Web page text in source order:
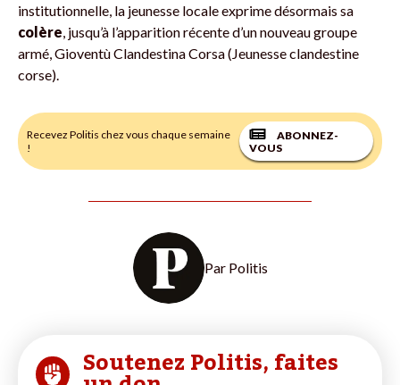
institutionnelle, la jeunesse locale exprime désormais sa
colère , jusqu’à l’apparition récente d’un nouveau groupe
armé, Gioventù Clandestina Corsa (Jeunesse clandestine
corse).
Recevez Politis chez vous chaque semaine
!
ABONNEZ-
VOUS
Par Politis
Soutenez Politis, faites